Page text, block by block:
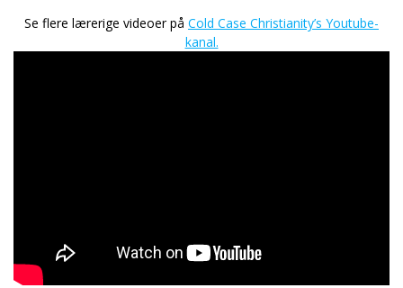
Se flere lærerige videoer på Cold Case Christianity’s Youtube-
kanal.